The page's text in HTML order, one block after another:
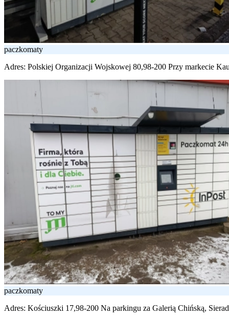
paczkomaty
Adres: Polskiej Organizacji Wojskowej 80,98-200 Przy markecie
paczkomaty
Adres: Kościuszki 17,98-200 Na parkingu za Galerią Chińską,